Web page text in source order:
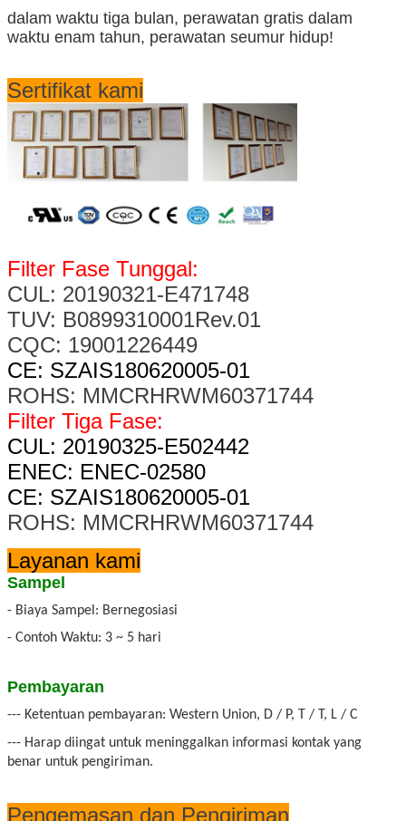
dalam waktu tiga bulan, perawatan gratis dalam
waktu enam tahun, perawatan seumur hidup!
Sertifikat kami
Filter Fase Tunggal:
CUL: 20190321-E471748
TUV: B0899310001Rev.01
CQC: 19001226449
CE: SZAIS180620005-01
ROHS: MMCRHRWM60371744
Filter Tiga Fase:
CUL: 20190325-E502442
ENEC: ENEC-02580
CE: SZAIS180620005-01
ROHS: MMCRHRWM60371744
Layanan kami
Sampel
- Biaya Sampel: Bernegosiasi
- Contoh Waktu: 3 ~ 5 hari
Pembayaran
--- Ketentuan pembayaran: Western Union, D / P, T / T, L / C
--- Harap diingat untuk meninggalkan informasi kontak yang
benar untuk pengiriman.
Pengemasan dan Pengiriman